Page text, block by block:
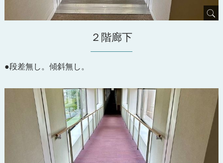
２階廊下
●段差無し。傾斜無し。